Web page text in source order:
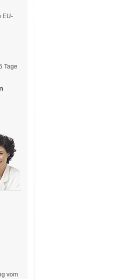
EU-
Tage
vom